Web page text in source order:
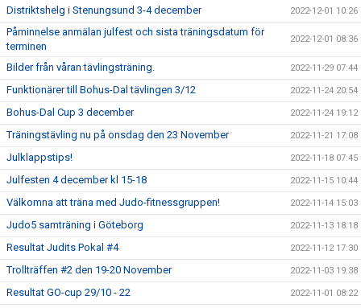
Distriktshelg i Stenungsund 3-4 december 2022-12-01 10:26
Påminnelse anmälan julfest och sista träningsdatum för
terminen
2022-12-01 08:36
Bilder från våran tävlingsträning. 2022-11-29 07:44
Funktionärer till Bohus-Dal tävlingen 3/12 2022-11-24 20:54
Bohus-Dal Cup 3 december 2022-11-24 19:12
Träningstävling nu på onsdag den 23 November 2022-11-21 17:08
Julklappstips! 2022-11-18 07:45
Julfesten 4 december kl 15-18 2022-11-15 10:44
Välkomna att träna med Judo-fitnessgruppen! 2022-11-14 15:03
Judo5 samträning i Göteborg 2022-11-13 18:18
Resultat Judits Pokal #4 2022-11-12 17:30
Trollträffen #2 den 19-20 November 2022-11-03 19:38
Resultat GO-cup 29/10 - 22 2022-11-01 08:22